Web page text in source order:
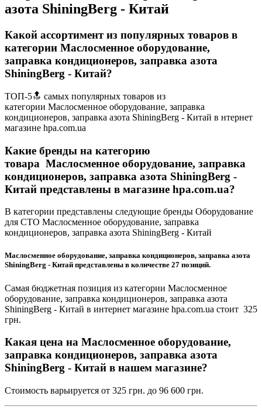
азота ShiningBerg - Китай
Какой ассортимент из популярных товаров в
категории Маслосменное оборудование,
заправка кондиционеров, заправка азота
ShiningBerg - Китай?
ТОП-5🔝 самых популярных товаров из
категории Маслосменное оборудование, заправка
кондиционеров, заправка азота ShiningBerg - Китай в нтернет
магазине hpa.com.ua
Какие бренды на категорию
товара Маслосменное оборудование, заправка
кондиционеров, заправка азота ShiningBerg -
Китай представлены в магазине hpa.com.ua?
В категории представлены следующие бренды Оборудование
для СТО Маслосменное оборудование, заправка
кондиционеров, заправка азота ShiningBerg - Китай
Маслосменное оборудование, заправка кондиционеров, заправка азота
ShiningBerg - Китай представлены в количестве 27 позиций.
Самая бюджетная позиция из категории Маслосменное
оборудование, заправка кондиционеров, заправка азота
ShiningBerg - Китай в интернет магазине hpa.com.ua стоит 325
грн.
Какая цена на Маслосменное оборудование,
заправка кондиционеров, заправка азота
ShiningBerg - Китай в нашем магазине?
Стоимость варьируется от 325 грн. до 96 600 грн.